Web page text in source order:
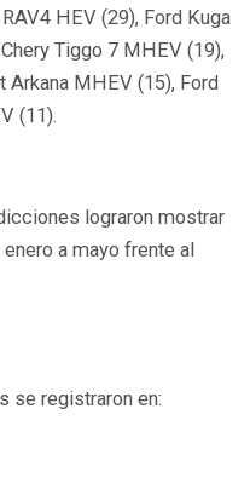
HEV (29), Ford Kuga
Tiggo 7 MHEV (19),
Arkana MHEV (15), Ford
(11).
lograron mostrar
a mayo frente al
se registraron en: